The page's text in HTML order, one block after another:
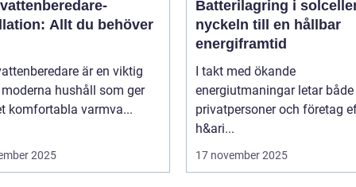
Allt du behöver
är en viktig
hushåll som ger
komfortabla varmva...
2025
Batterilagring i
nyckeln till en hållbar
energiframtid
I takt med ökande
energiutmaningar letar både
privatpersoner och företag
h&ari...
17 november 2025